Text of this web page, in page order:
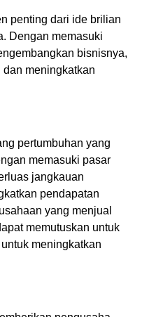
penting dari ide brilian
Dengan memasuki
bisnisnya,
meningkatkan
pertumbuhan yang
memasuki pasar
jangkauan
pendapatan
yang menjual
memutuskan untuk
meningkatkan